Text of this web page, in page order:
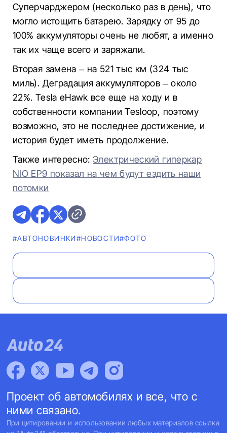
Суперчарджером (несколько раз в день), что
могло истощить батарею. Зарядку от 95 до
100% аккумуляторы очень не любят, а именно
так их чаще всего и заряжали.
Вторая замена – на 521 тыс км (324 тыс
миль). Деградация аккумуляторов – около
22%. Tesla eHawk все еще на ходу и в
собственности компании Tesloop, поэтому
возможно, это не последнее достижение, и
история будет иметь продолжение.
Также интересно:Электрический гиперкар
NIO EP9 показал на чем будут ездить наши
потомки
#AВТОНОВИНКИ#НОВОСТИ#ФОТО
Проект об автомобилях и все, что с
ними связано.
При цитировании и использовании любых материалов ссылка